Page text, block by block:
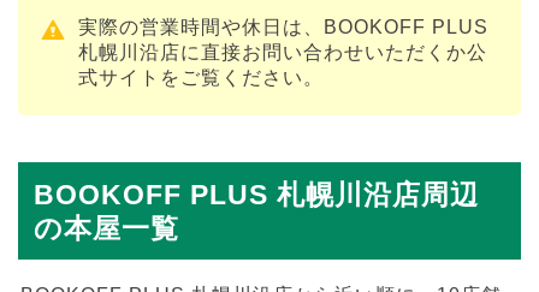
実際の営業時間や休日は、BOOKOFF PLUS
札幌川沿店に直接お問い合わせいただくか公
式サイトをご覧ください。
BOOKOFF PLUS 札幌川沿店周辺
の本屋一覧